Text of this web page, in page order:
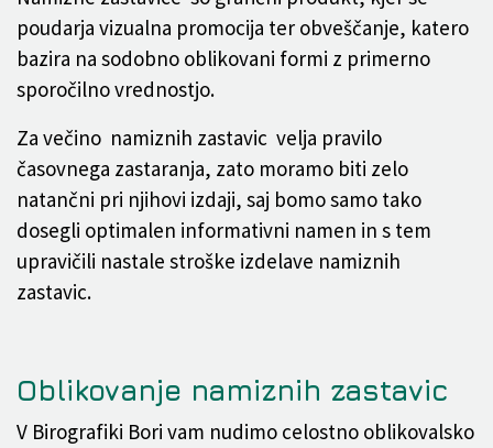
poudarja vizualna promocija ter obveščanje, katero
bazira na sodobno oblikovani formi z primerno
sporočilno vrednostjo.
Za večino namiznih zastavic velja pravilo
časovnega zastaranja, zato moramo biti zelo
natančni pri njihovi izdaji, saj bomo samo tako
dosegli optimalen informativni namen in s tem
upravičili nastale stroške izdelave namiznih
zastavic.
Oblikovanje namiznih zastavic
V Birografiki Bori vam nudimo celostno oblikovalsko